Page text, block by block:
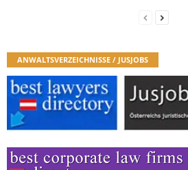
ANWALTSVERZEICHNISSE / JUSJOBS